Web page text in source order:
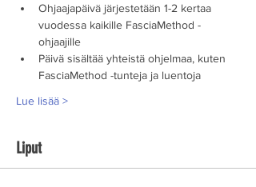
Ohjaajapäivä järjestetään 1-2 kertaa
vuodessa kaikille FasciaMethod -
ohjaajille
Päivä sisältää yhteistä ohjelmaa, kuten
FasciaMethod -tunteja ja luentoja
Lue lisää >
Liput